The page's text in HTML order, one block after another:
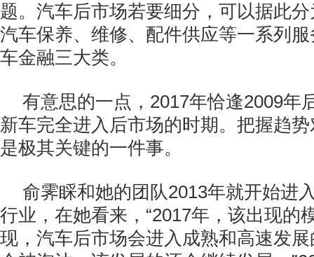
题。汽车后市场若要细分，可以据此
汽车保养、维修、配件供应等一系列
车金融三大类。
有意思的一点，2017年恰逢2009年
新车完全进入后市场的时期。把握趋
是极其关键的一件事。
俞霁睬和她的团队2013年就开始进
行业，在她看来，“2017年，该出现的
现，汽车后市场会进入成熟和高速发